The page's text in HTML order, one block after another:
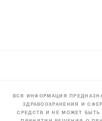
ВСЯ ИНФОРМАЦИЯ
ЗДРАВООХРАНЕНИЯ И
СРЕДСТВ И НЕ МОЖЕТ БЫТЬ